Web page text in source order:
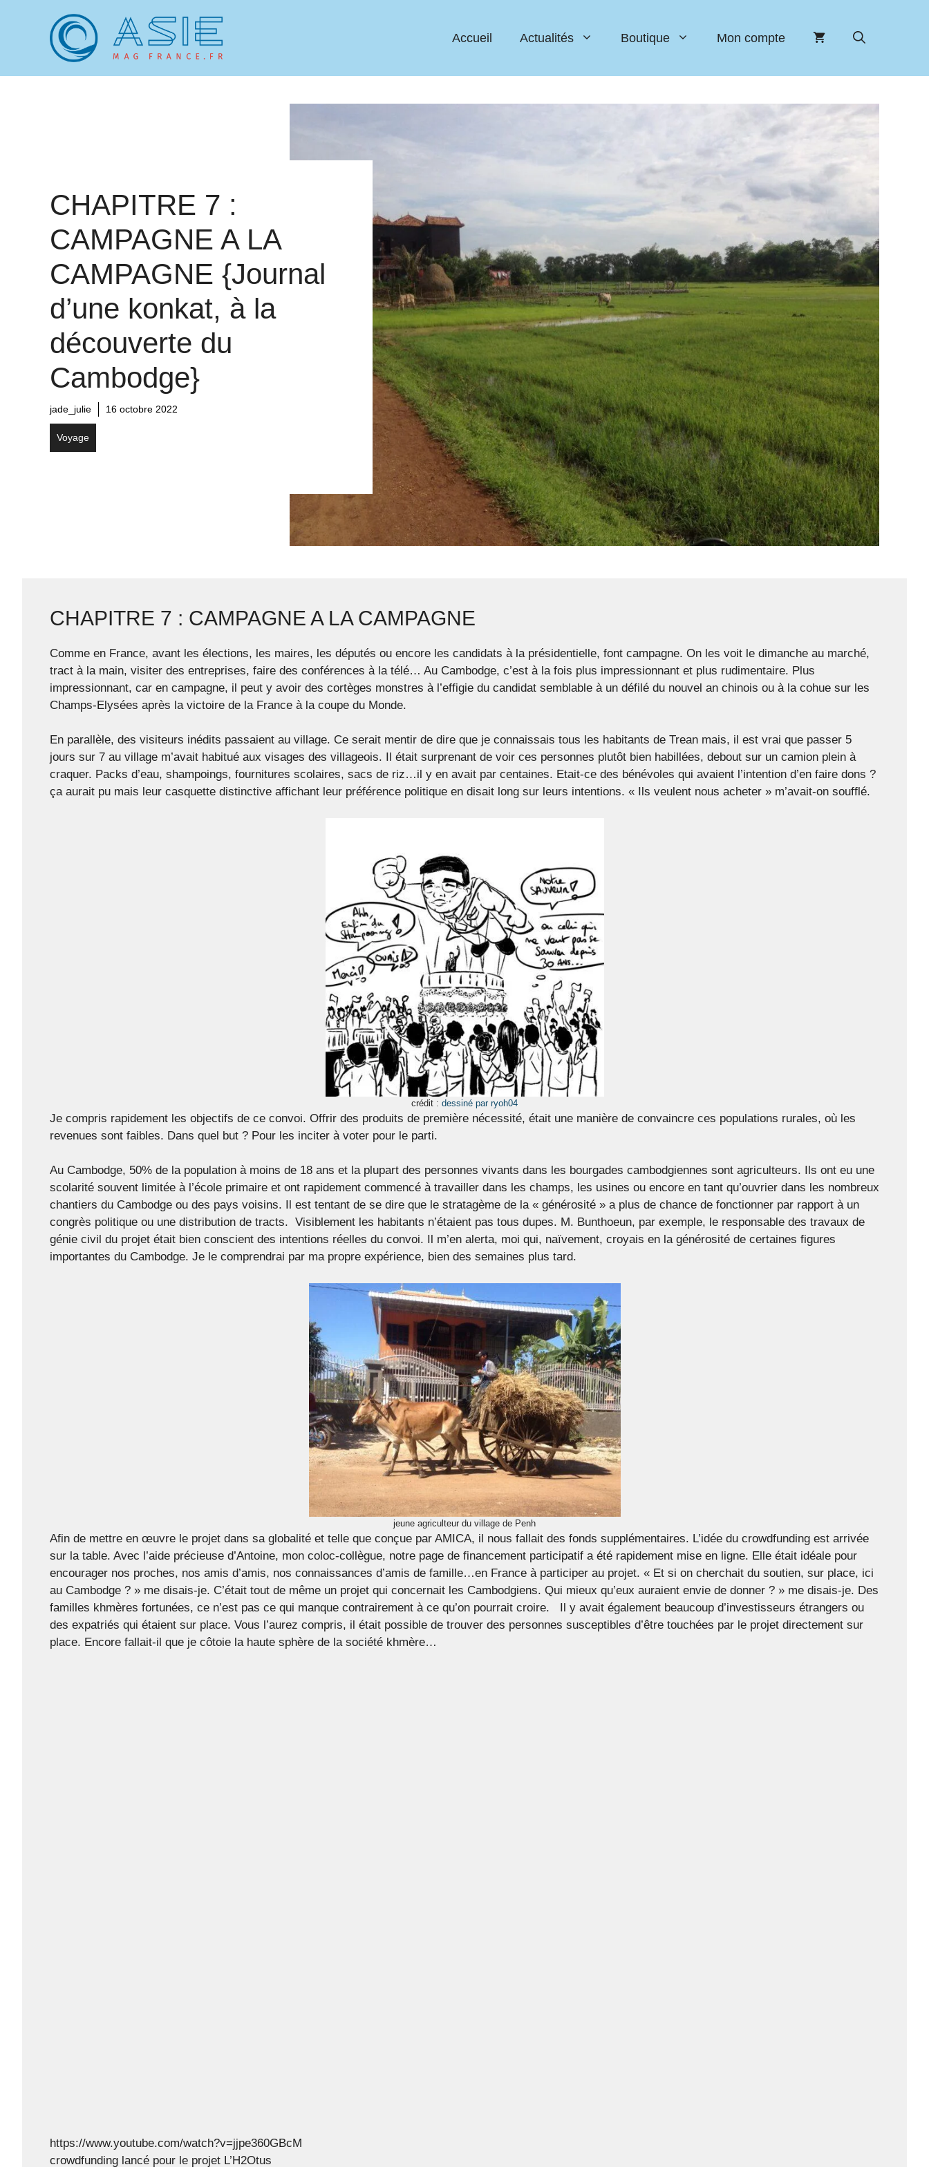
Accueil Actualités Boutique Mon compte
CHAPITRE 7 :
CAMPAGNE A LA
CAMPAGNE {Journal
d’une konkat, à la
découverte du
Cambodge}
jade_julie 16 octobre 2022
Voyage
CHAPITRE 7 : CAMPAGNE A LA CAMPAGNE
Comme en France, avant les élections, les maires, les députés ou encore les candidats à la présidentielle, font campagne. On les voit le dimanche au marché,
tract à la main, visiter des entreprises, faire des conférences à la télé… Au Cambodge, c’est à la fois plus impressionnant et plus rudimentaire. Plus
impressionnant, car en campagne, il peut y avoir des cortèges monstres à l’effigie du candidat semblable à un défilé du nouvel an chinois ou à la cohue sur les
Champs-Elysées après la victoire de la France à la coupe du Monde.
En parallèle, des visiteurs inédits passaient au village. Ce serait mentir de dire que je connaissais tous les habitants de Trean mais, il est vrai que passer 5
jours sur 7 au village m’avait habitué aux visages des villageois. Il était surprenant de voir ces personnes plutôt bien habillées, debout sur un camion plein à
craquer. Packs d’eau, shampoings, fournitures scolaires, sacs de riz…il y en avait par centaines. Etait-ce des bénévoles qui avaient l’intention d’en faire dons ?
ça aurait pu mais leur casquette distinctive affichant leur préférence politique en disait long sur leurs intentions. « Ils veulent nous acheter » m’avait-on soufflé.
crédit : dessiné par ryoh04
Je compris rapidement les objectifs de ce convoi. Offrir des produits de première nécessité, était une manière de convaincre ces populations rurales, où les
revenues sont faibles. Dans quel but ? Pour les inciter à voter pour le parti.
Au Cambodge, 50% de la population à moins de 18 ans et la plupart des personnes vivants dans les bourgades cambodgiennes sont agriculteurs. Ils ont eu une
scolarité souvent limitée à l’école primaire et ont rapidement commencé à travailler dans les champs, les usines ou encore en tant qu’ouvrier dans les nombreux
chantiers du Cambodge ou des pays voisins. Il est tentant de se dire que le stratagème de la « générosité » a plus de chance de fonctionner par rapport à un
congrès politique ou une distribution de tracts. Visiblement les habitants n’étaient pas tous dupes. M. Bunthoeun, par exemple, le responsable des travaux de
génie civil du projet était bien conscient des intentions réelles du convoi. Il m’en alerta, moi qui, naïvement, croyais en la générosité de certaines figures
importantes du Cambodge. Je le comprendrai par ma propre expérience, bien des semaines plus tard.
jeune agriculteur du village de Penh
Afin de mettre en œuvre le projet dans sa globalité et telle que conçue par AMICA, il nous fallait des fonds supplémentaires. L’idée du crowdfunding est arrivée
sur la table. Avec l’aide précieuse d’Antoine, mon coloc-collègue, notre page de financement participatif a été rapidement mise en ligne. Elle était idéale pour
encourager nos proches, nos amis d’amis, nos connaissances d’amis de famille…en France à participer au projet. « Et si on cherchait du soutien, sur place, ici
au Cambodge ? » me disais-je. C’était tout de même un projet qui concernait les Cambodgiens. Qui mieux qu’eux auraient envie de donner ? » me disais-je. Des
familles khmères fortunées, ce n’est pas ce qui manque contrairement à ce qu’on pourrait croire. Il y avait également beaucoup d’investisseurs étrangers ou
des expatriés qui étaient sur place. Vous l’aurez compris, il était possible de trouver des personnes susceptibles d’être touchées par le projet directement sur
place. Encore fallait-il que je côtoie la haute sphère de la société khmère…
https://www.youtube.com/watch?v=jjpe360GBcM
crowdfunding lancé pour le projet L’H2Otus